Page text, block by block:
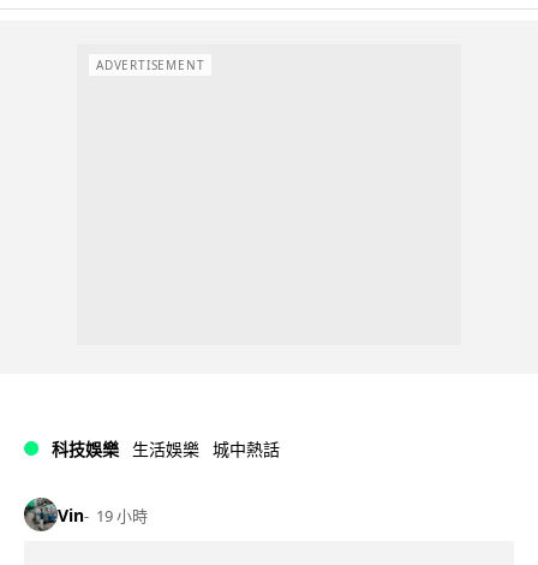
ADVERTISEMENT
科技娛樂 生活娛樂 城中熱話
Vin 19 小時